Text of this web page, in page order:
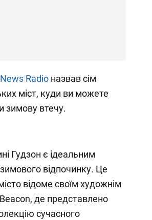
Radioназвав сім
міст, куди ви можете
зимову втечу.
Гудзон є ідеальним
відпочинку. Це
відоме своїм художнім
де представлено
сучасного